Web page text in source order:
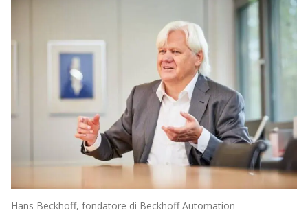
Hans Beckhoff, fondatore di Beckhoff Automation